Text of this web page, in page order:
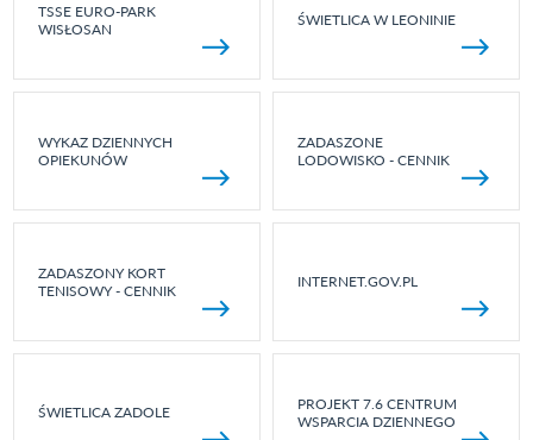
TSSE EURO-PARK
WISŁOSAN
ŚWIETLICA W LEONINIE
WYKAZ DZIENNYCH
OPIEKUNÓW
ZADASZONE
LODOWISKO - CENNIK
ZADASZONY KORT
TENISOWY - CENNIK
INTERNET.GOV.PL
ŚWIETLICA ZADOLE
PROJEKT 7.6 CENTRUM
WSPARCIA DZIENNEGO